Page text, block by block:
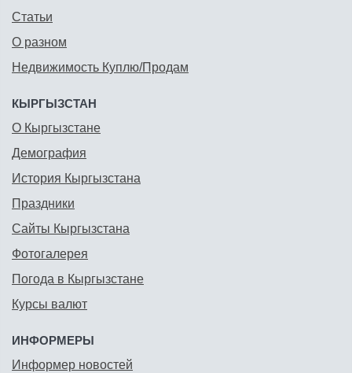
Статьи
О разном
Недвижимость Куплю/Продам
КЫРГЫЗСТАН
О Кыргызстане
Демография
История Кыргызстана
Праздники
Сайты Кыргызстана
Фотогалерея
Погода в Кыргызстане
Курсы валют
ИНФОРМЕРЫ
Информер новостей